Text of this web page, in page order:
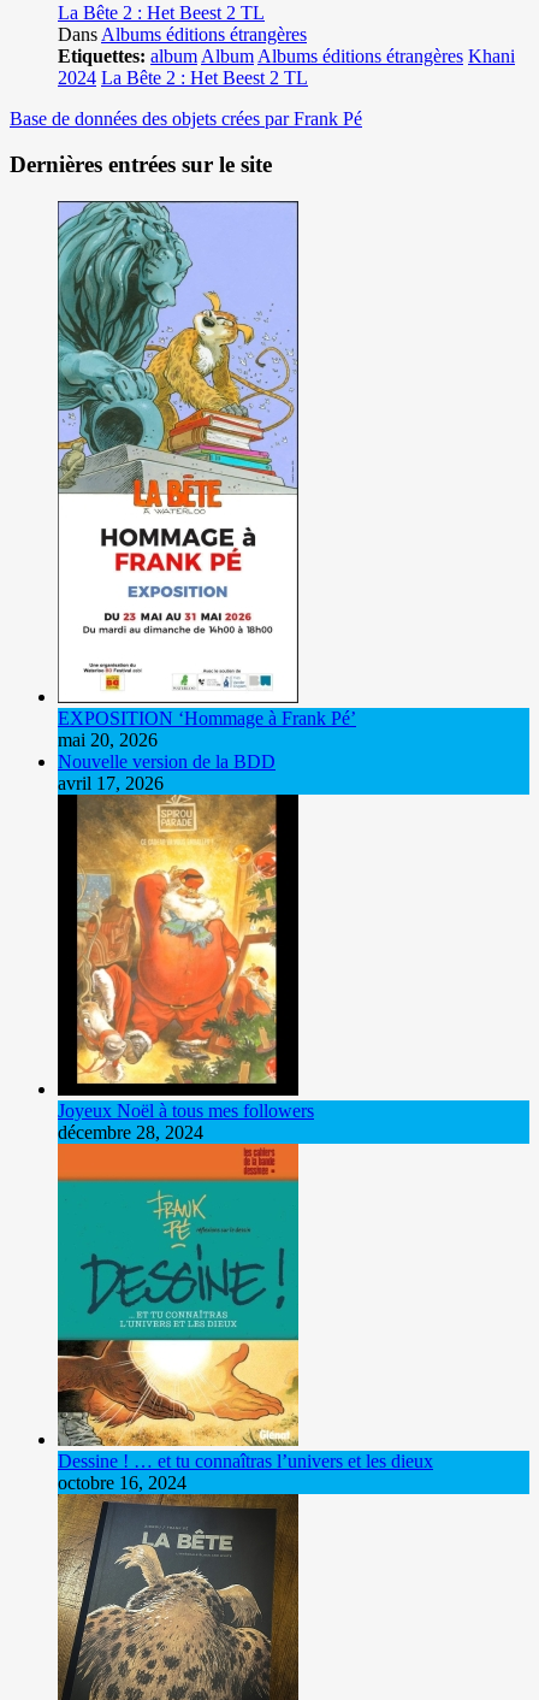
La Bête 2 : Het Beest 2 TL
Dans Albums éditions étrangères
Etiquettes: album Album Albums éditions étrangères Khani
2024 La Bête 2 : Het Beest 2 TL
Base de données des objets crées par Frank Pé
Dernières entrées sur le site
EXPOSITION ‘Hommage à Frank Pé’
mai 20, 2026
Nouvelle version de la BDD
avril 17, 2026
Joyeux Noël à tous mes followers
décembre 28, 2024
Dessine ! … et tu connaîtras l’univers et les dieux
octobre 16, 2024